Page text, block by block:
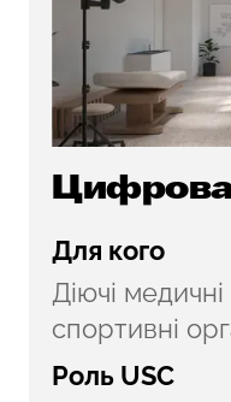
Цифрова
Для кого
Діючі
спортивні
Роль USC